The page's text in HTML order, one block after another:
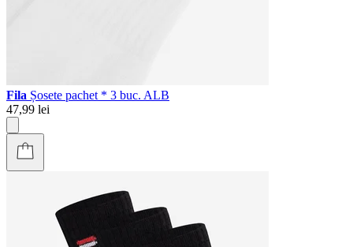
Fila Șosete pachet * 3 buc. ALB
47,99 lei